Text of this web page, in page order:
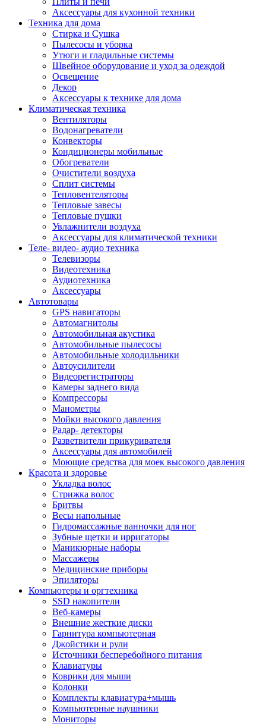
Аксессуары для кухонной техники
Техника для дома
Стирка и Сушка
Пылесосы и уборка
Утюги и гладильные системы
Швейное оборудование и уход за одеждой
Освещение
Декор
Аксессуары к технике для дома
Климатическая техника
Вентиляторы
Водонагреватели
Конвекторы
Кондиционеры мобильные
Обогреватели
Очистители воздуха
Сплит системы
Тепловентеляторы
Тепловые завесы
Тепловые пушки
Увлажнители воздуха
Аксессуары для климатической техники
Теле- видео- аудио техника
Телевизоры
Видеотехника
Аудиотехника
Аксессуары
Автотовары
GPS навигаторы
Автомагнитолы
Автомобильная акустика
Автомобильные пылесосы
Автомобильные холодильники
Автоусилители
Видеорегистраторы
Камеры заднего вида
Компрессоры
Манометры
Мойки высокого давления
Радар- детекторы
Разветвители прикуривателя
Аксессуары для автомобилей
Моющие средства для моек высокого давления
Красота и здоровье
Укладка волос
Стрижка волос
Бритвы
Весы напольные
Гидромассажные ванночки для ног
Зубные щетки и ирригаторы
Маникюрные наборы
Массажеры
Медицинские приборы
Эпиляторы
Компьютеры и оргтехника
SSD накопители
Веб-камеры
Внешние жесткие диски
Гарнитура компьютерная
Джойстики и рули
Источники бесперебойного питания
Клавиатуры
Коврики для мыши
Колонки
Комплекты клавиатура+мышь
Компьютерные наушники
Мониторы